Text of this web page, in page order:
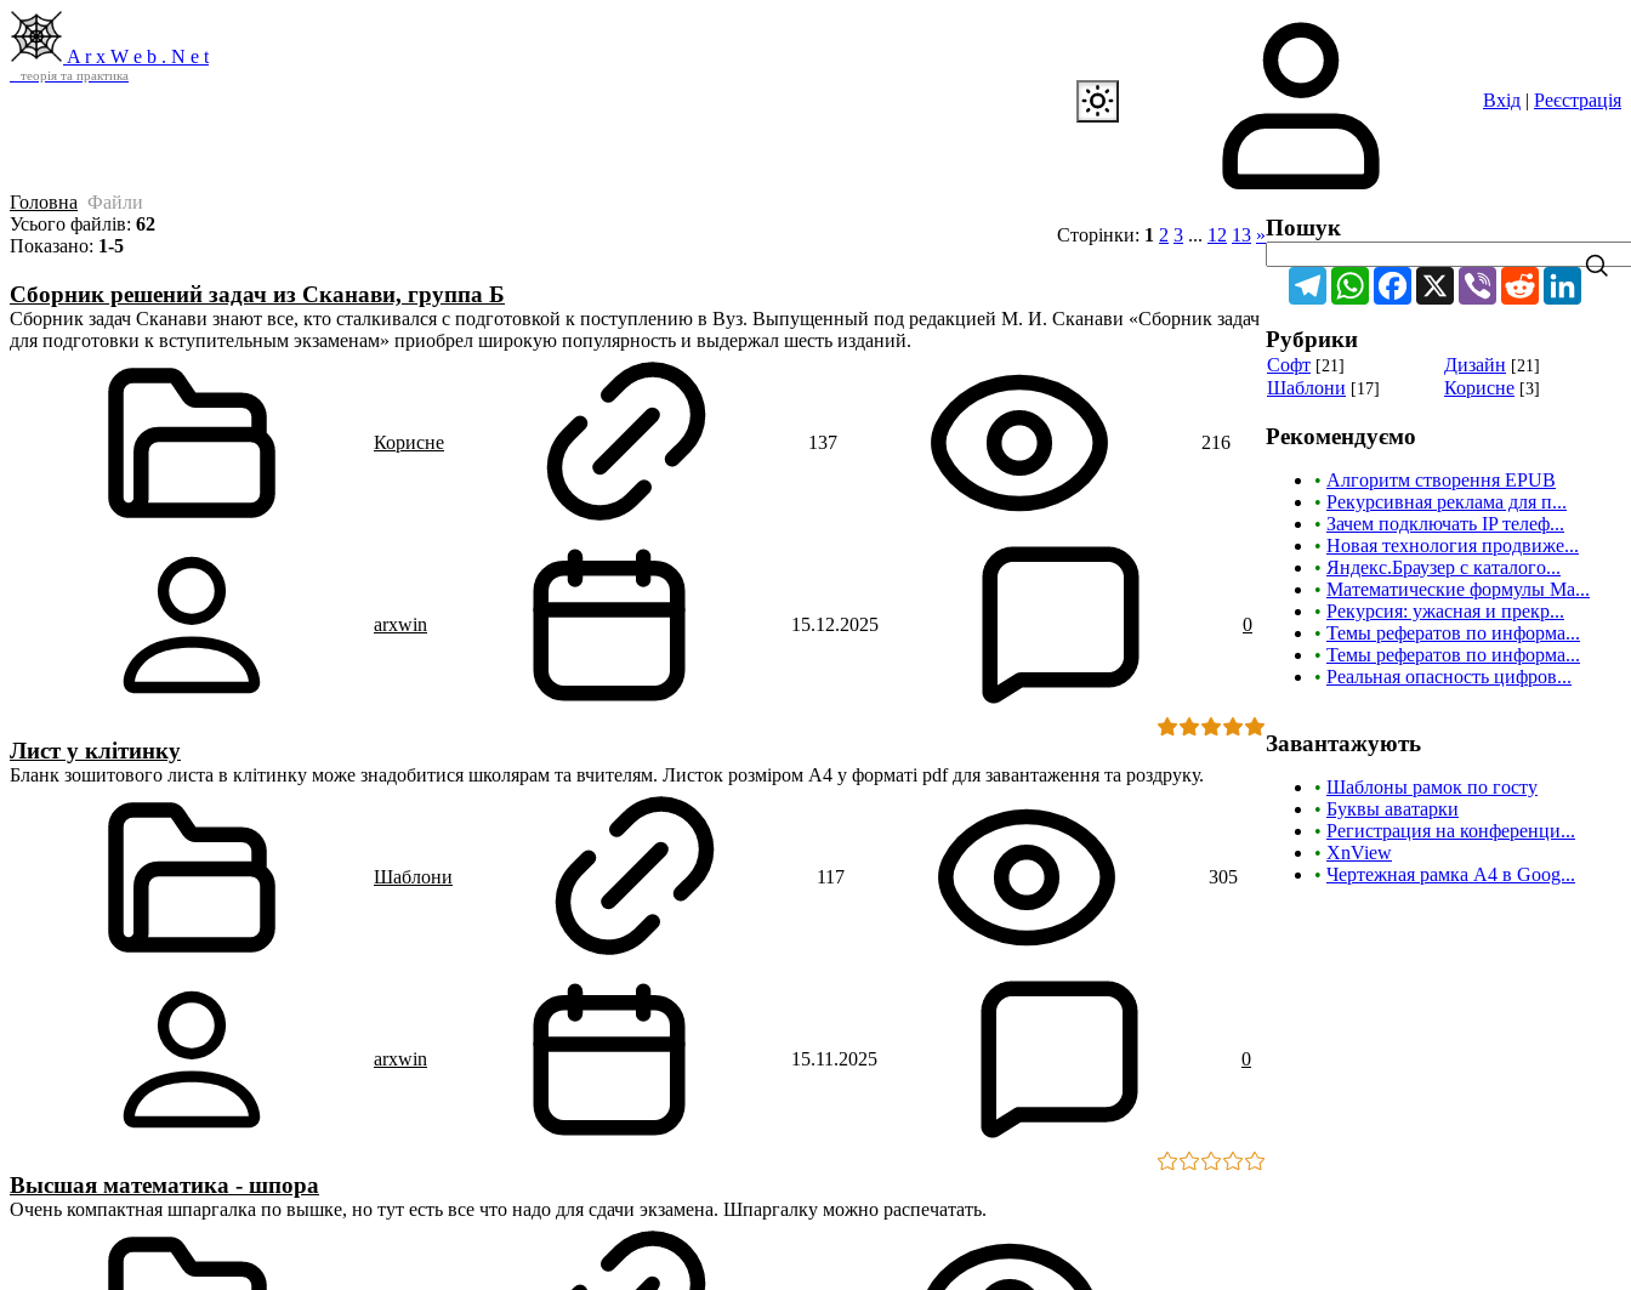
A r x W e b . N e t
теорія та практика
Вхід | Реєстрація
Головна Файли
Усього файлів: 62
Показано: 1-5
Сторінки: 1 2 3 ... 12 13 »
Сборник решений задач из Сканави, группа Б
Сборник задач Сканави знают все, кто сталкивался с подготовкой к поступлению в Вуз. Выпущенный под редакцией М. И. Сканави «Сборник задач
для подготовки к вступительным экзаменам» приобрел широкую популярность и выдержал шесть изданий.
Корисне 137 216
arxwin 15.12.2025 0
Лист у клітинку
Бланк зошитового листа в клітинку може знадобитися школярам та вчителям. Листок розміром А4 у форматі pdf для завантаження та роздруку.
Шаблони 117 305
arxwin 15.11.2025 0
Высшая математика - шпора
Очень компактная шпаргалка по вышке, но тут есть все что надо для сдачи экзамена. Шпаргалку можно распечатать.
Пошук
TelegramWhatsAppFacebook
X ViberReddit
Рубрики
Cофт [21] Дизайн [21]
Шаблони [17] Корисне [3]
Рекомендуємо
• Алгоритм створення EPUB
• Рекурсивная реклама для п...
• Зачем подключать IP телеф...
• Новая технология продвиже...
• Яндекс.Браузер с каталого...
• Математические формулы Ma...
• Рекурсия: ужасная и прекр...
• Темы рефератов по информа...
• Темы рефератов по информа...
• Реальная опасность цифров...
Завантажують
• Шаблоны рамок по госту
• Буквы аватарки
• Регистрация на конференци...
• XnView
• Чертежная рамка А4 в Goog...